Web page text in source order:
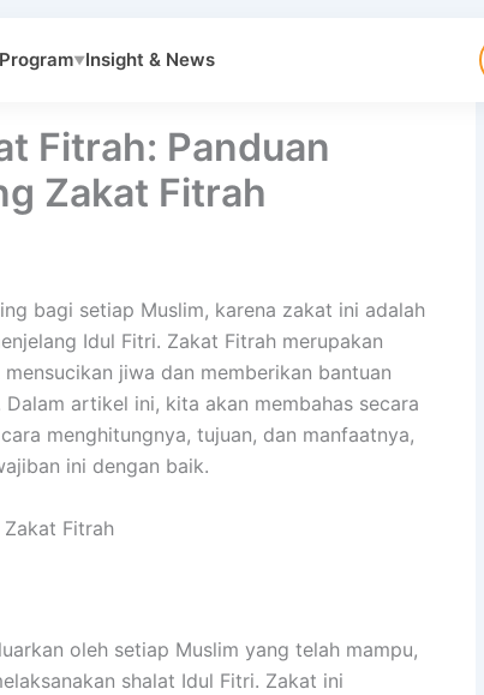
Program▼Insight & News
Fitrah: Panduan
Zakat Fitrah
bagi setiap Muslim, karena zakat ini adalah
Idul Fitri. Zakat Fitrah merupakan
jiwa dan memberikan bantuan
artikel ini, kita akan membahas secara
menghitungnya, tujuan, dan manfaatnya,
ini dengan baik.
oleh setiap Muslim yang telah mampu,
shalat Idul Fitri. Zakat ini